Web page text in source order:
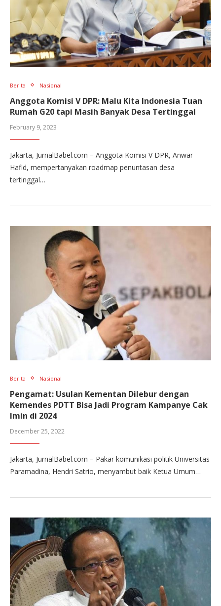
Berita Nasional
Anggota Komisi V DPR: Malu Kita Indonesia Tuan
Rumah G20 tapi Masih Banyak Desa Tertinggal
February 9, 2023
Jakarta, JurnalBabel.com – Anggota Komisi V DPR, Anwar
Hafid, mempertanyakan roadmap penuntasan desa
tertinggal…
Berita Nasional
Pengamat: Usulan Kementan Dilebur dengan
Kemendes PDTT Bisa Jadi Program Kampanye Cak
Imin di 2024
December 25, 2022
Jakarta, JurnalBabel.com – Pakar komunikasi politik Universitas
Paramadina, Hendri Satrio, menyambut baik Ketua Umum…